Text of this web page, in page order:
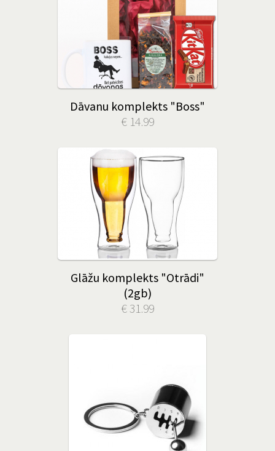
Dāvanu komplekts "Boss"
€ 14.99
Glāžu komplekts "Otrādi"
(2gb)
€ 31.99